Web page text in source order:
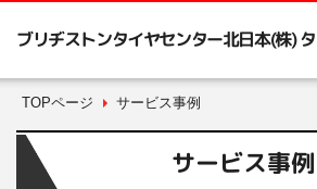
ブリヂストンタイヤセンター北日本(株)
TOPページ サービス事例
サービス事例